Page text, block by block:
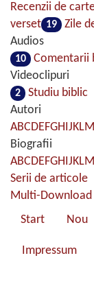
Recenzii de
verset 19 Zile
Audios
10
Comentarii
Videoclipuri
2
Studiu biblic
Autori
ABCDEFGHIJKLM
Biografii
ABCDEFGHIJKLM
Serii de articole
Multi-Download
Start
Nou
Impressum